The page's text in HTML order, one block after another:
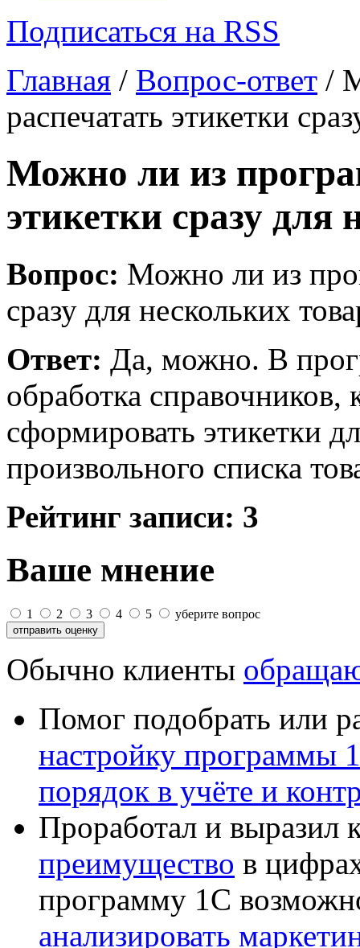
Подписаться на RSS
Главная / Вопрос-ответ /
распечатать этикетки
Можно ли из
этикетки сразу для
Вопрос: Можно ли из
сразу для нескольких
Ответ: Да, можно. В
обработка справочников,
сформировать этикетки
произвольного списка
Рейтинг записи: 3
Ваше мнение
1 2 3 4 5 уберите вопрос
Обычно клиенты
Помог подобрать или
настройку программы
порядок в учёте и
Проработал и выразил
преимущество в
программу 1С
анализировать